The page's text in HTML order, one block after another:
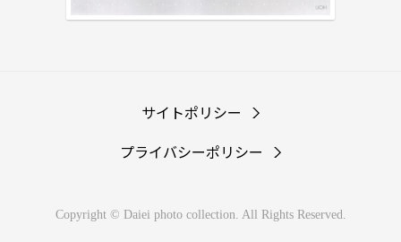
サイトポリシー
プライバシーポリシー
Copyright © Daiei photo collection. All Rights Reserved.